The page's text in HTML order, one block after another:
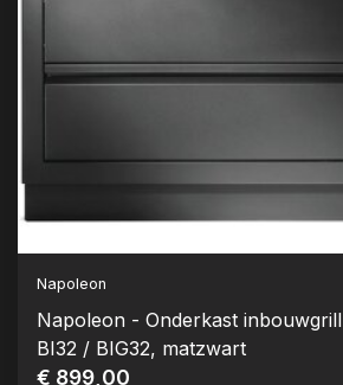
Napoleon
Napoleon - Onderkast inbouwgrill
BI32 / BIG32, matzwart
€ 899,00